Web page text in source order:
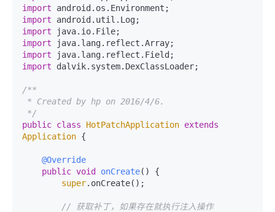
import
import
import
import
import
import dalvik.system.DexClassLoader;
/**
*/
public class HotPatchApplication extends
Application {
@Override
public void onCreate()
{
super.onCreate();
// 获取补丁，如果存在就执行注入操作